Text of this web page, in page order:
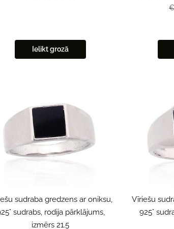
Ielikt grozā
sudraba gredzens ar oniksu,
sudrabs, rodija pārklājums,
izmērs 21.5
Vīriešu
925°